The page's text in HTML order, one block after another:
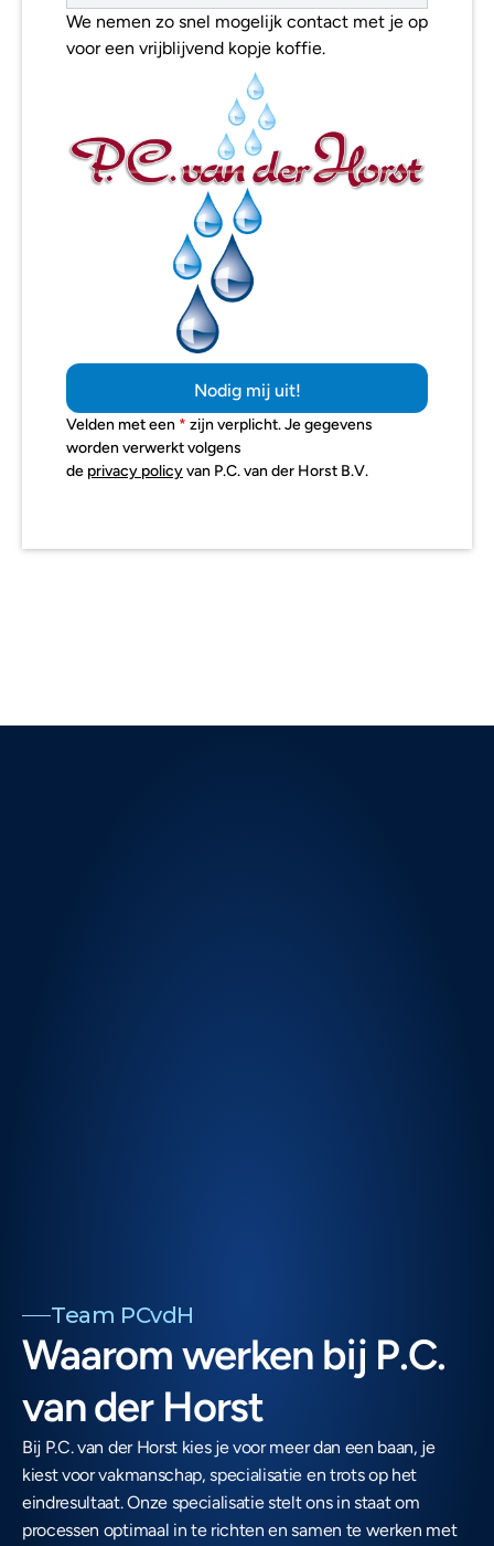
We nemen zo snel mogelijk contact met je op
voor een vrijblijvend kopje koffie.
Nodig mij uit!
Velden met een * zijn verplicht. Je gegevens
worden verwerkt volgens
de privacy policy van P.C. van der Horst B.V.
Team PCvdH
Waarom werken bij P.C.
van der Horst
Bij P.C. van der Horst kies je voor meer dan een baan, je
kiest voor vakmanschap, specialisatie en trots op het
eindresultaat. Onze specialisatie stelt ons in staat om
processen optimaal in te richten en samen te werken met